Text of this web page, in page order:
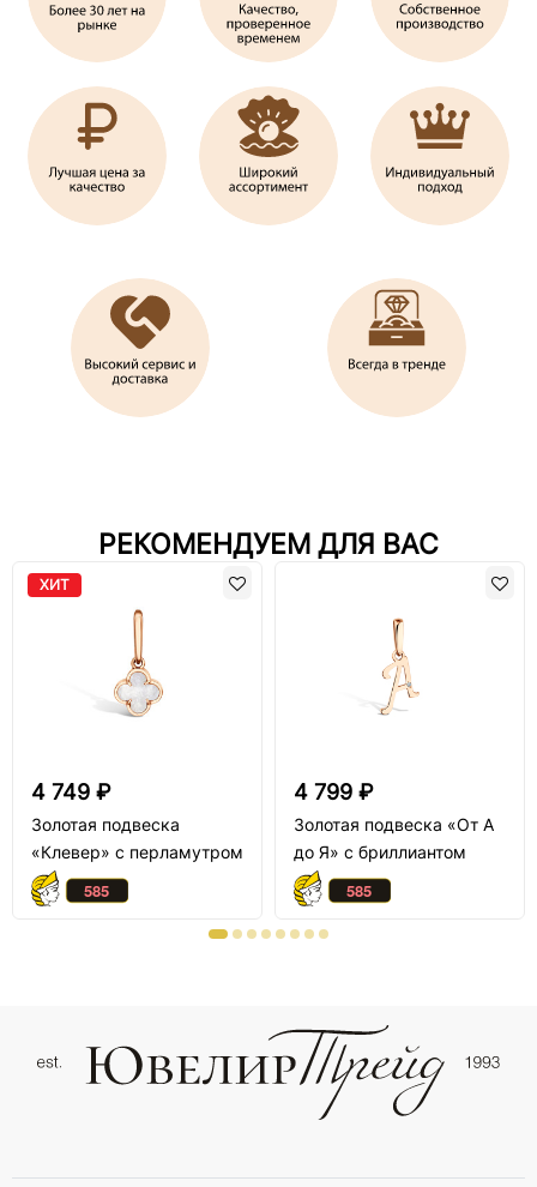
РЕКОМЕНДУЕМ ДЛЯ ВАС
ХИТ
4 749 ₽
Золотая подвеска
«Клевер» с перламутром
4 799 ₽
Золотая подвеска «От А
до Я» с бриллиантом